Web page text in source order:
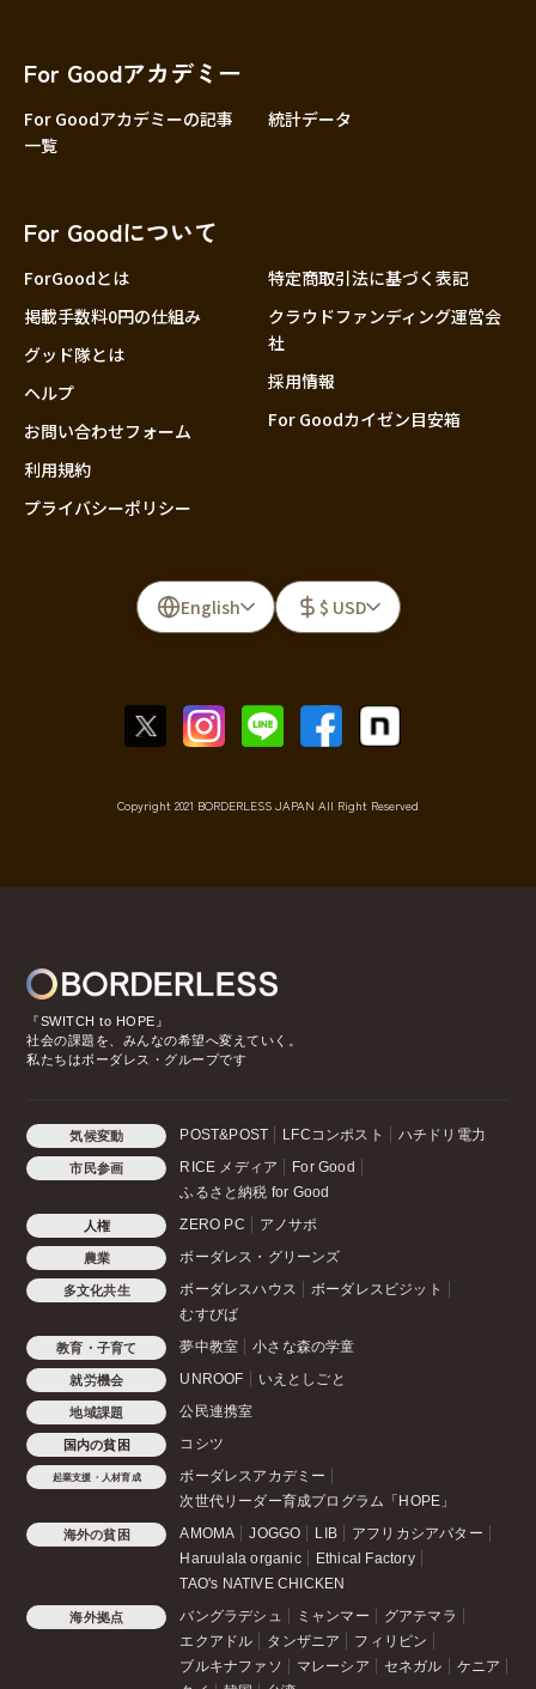
For Goodアカデミー
For Goodアカデミーの記事
一覧
統計データ
For Goodについて
ForGoodとは
掲載手数料0円の仕組み
グッド隊とは
ヘルプ
お問い合わせフォーム
利用規約
プライバシーポリシー
特定商取引法に基づく表記
クラウドファンディング運営会
社
採用情報
For Goodカイゼン目安箱
English $ USD
Copyright 2021 BORDERLESS JAPAN All Right Reserved
『SWITCH to HOPE』
社会の課題を、みんなの希望へ変えていく。
私たちはボーダレス・グループです
気候変動 POST&POST LFCコンポスト ハチドリ電力
市民参画 RICE メディア
For Good
ふるさと納税 for Good
人権 ZERO PC アノサポ
農業 ボーダレス・グリーンズ
多文化共生 ボーダレスハウス
ボーダレスビジット
むすびば
教育・子育て 夢中教室 小さな森の学童
就労機会 UNROOF いえとしごと
地域課題 公民連携室
国内の貧困 コシツ
起業支援・人材育成
ボーダレスアカデミー
次世代リーダー育成プログラム「HOPE」
海外の貧困 AMOMA JOGGO LIB
アフリカシアバター
Haruulala organic
Ethical Factory
TAO's NATIVE CHICKEN
海外拠点 バングラデシュ ミャンマー
グアテマラ
エクアドル
タンザニア
フィリピン
ブルキナファソ
マレーシア セネガル
ケニア